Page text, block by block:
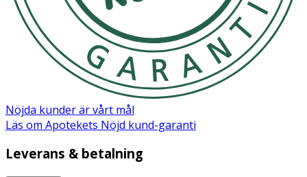
Nöjda kunder är vårt mål
Läs om Apotekets Nöjd kund-garanti
Leverans & betalning